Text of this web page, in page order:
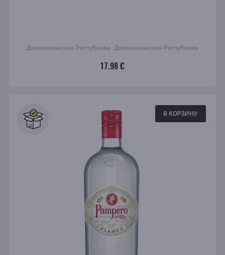
Доминиканская Республика · Доминиканская Республика
17.98 €
В КОРЗИНУ